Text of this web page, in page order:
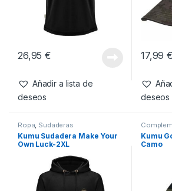
Camisetas
Kumu Camiseta Make Your
Korda